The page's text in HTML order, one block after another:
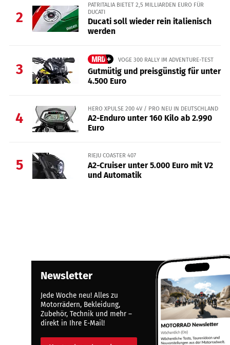
2
PATRITALIA BIETET 2,5 MILLIARDEN EURO FÜR
DUCATI
Ducati soll wieder rein italienisch
werden
3
VOGE 300 RALLY IM ADVENTURE-TEST
Gutmütig und preisgünstig für unter
4.500 Euro
4
HERO XPULSE 200 4V / PRO NEU IN DEUTSCHLAND
A2-Enduro unter 160 Kilo ab 2.990
Euro
5
RIEJU COASTER 407
A2-Cruiser unter 5.000 Euro mit V2
und Automatik
Newsletter
Jede Woche neu! Alles zu
Motorrädern, Bekleidung,
Zubehör, Technik und mehr –
direkt in Ihre E-Mail!